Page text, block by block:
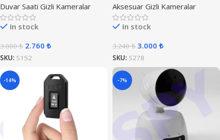
Duvar Saati Gizli Kameralar
In stock
3.000₺ 2.760 ₺
SKU: S152
Aksesuar Gizli Kameralar
In stock
3.240₺ 3.000 ₺
SKU: S278
-14% -7%